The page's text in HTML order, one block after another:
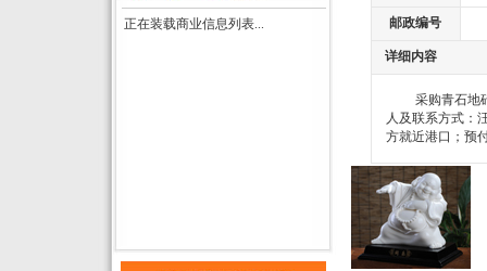
正在装载商业信息列表... 邮政编号
详细内容
采购青石地砖
人及联系方式：
方就近港口；预